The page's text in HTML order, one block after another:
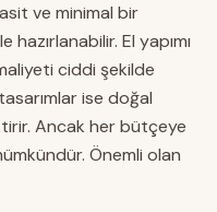
ve minimal bir
El yapımı
ciddi şekilde
ise doğal
Ancak her bütçeye
Önemli olan